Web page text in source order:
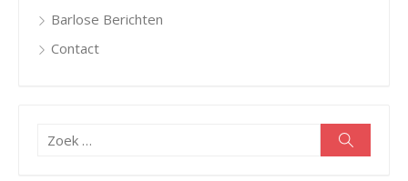
Barlose Berichten
Contact
Zoeken